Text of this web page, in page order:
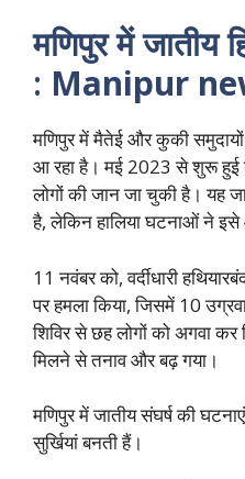
मणिपुर में जातीय
: Manipur
मणिपुर में मैतेई और कुकी
आ रहा है। मई 2023 से शुरू
लोगों की जान जा चुकी है। यह
है, लेकिन हालिया घटनाओं ने इसे
11 नवंबर को, वर्दीधारी
पर हमला किया, जिसमें 10
शिविर से छह लोगों को अगवा
मिलने से तनाव और बढ़ गया।
मणिपुर में जातीय संघर्ष की
सुर्खियां बनती हैं।